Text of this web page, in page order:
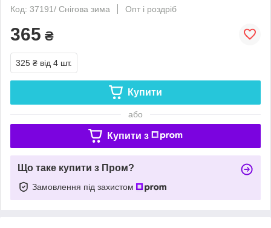
Код: 37191/ Снігова зима
Опт і роздріб
365 ₴
325 ₴ від 4 шт.
Купити
або
Купити з
Що таке купити з Пром?
Замовлення під захистом